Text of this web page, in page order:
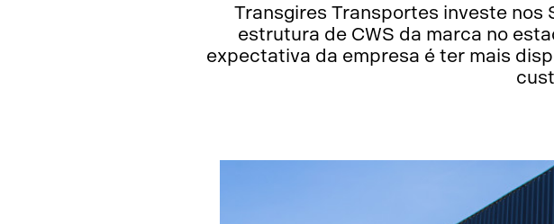
Transgires Transportes investe nos
estrutura de CWS da marca no
expectativa da empresa é ter mais